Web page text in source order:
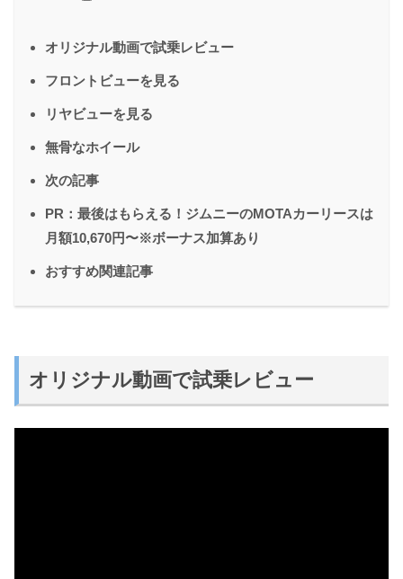
オリジナル動画で試乗レビュー
フロントビューを見る
リヤビューを見る
無骨なホイール
次の記事
PR：最後はもらえる！ジムニーのMOTAカーリースは
月額10,670円〜※ボーナス加算あり
おすすめ関連記事
オリジナル動画で試乗レビュー